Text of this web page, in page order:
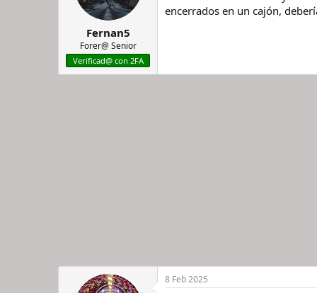
e
Fernan5
Forer@ Senior
Verificad@ con 2FA
encerrados en un cajón,
8 Feb 2025